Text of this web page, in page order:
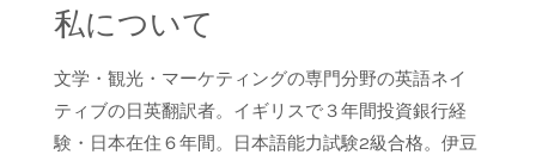
私について
文学・観光・マーケティングの専門分野の英語ネイ
ティブの日英翻訳者。イギリスで３年間投資銀行経
験・日本在住６年間。日本語能力試験2級合格。伊豆